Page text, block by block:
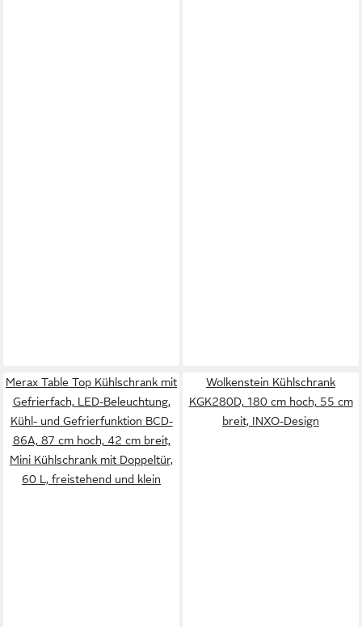
Merax Table Top Kühlschrank mit
Gefrierfach, LED-Beleuchtung,
Kühl- und Gefrierfunktion BCD-
86A, 87 cm hoch, 42 cm breit,
Mini Kühlschrank mit Doppeltür,
60 L, freistehend und klein
Wolkenstein Kühlschrank
KGK280D, 180 cm hoch, 55 cm
breit, INXO-Design